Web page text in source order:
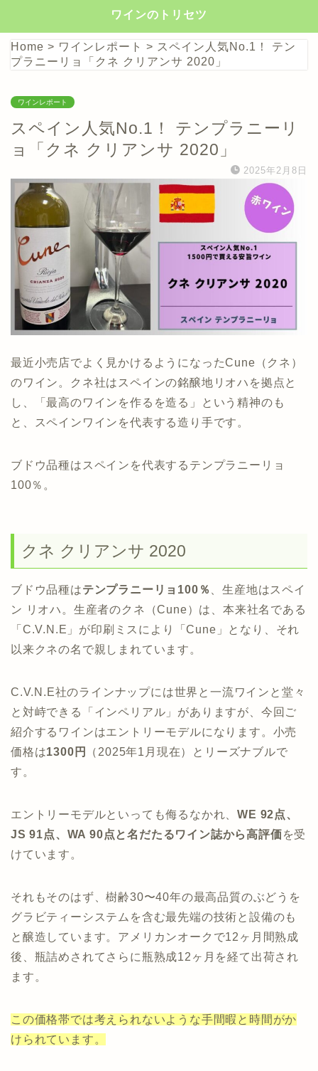
ワインのトリセツ
Home > ワインレポート > スペイン人気No.1！ テン
プラニーリョ「クネ クリアンサ 2020」
ワインレポート
スペイン人気No.1！ テンプラニーリ
ョ「クネ クリアンサ 2020」
2025年2月8日
最近小売店でよく見かけるようになったCune（クネ）
のワイン。クネ社はスペインの銘醸地リオハを拠点と
し、「最高のワインを作るを造る」という精神のも
と、スペインワインを代表する造り手です。
ブドウ品種はスペインを代表するテンプラニーリョ
100％。
クネ クリアンサ 2020
ブドウ品種はテンプラニーリョ100％
、生産地はスペイ
ン リオハ。生産者のクネ（Cune）は、本来社名である
「C.V.N.E」が印刷ミスにより「Cune」となり、それ
以来クネの名で親しまれています。
C.V.N.E社のラインナップには世界と一流ワインと堂々
と対峙できる「インペリアル」がありますが、今回ご
紹介するワインはエントリーモデルになります。小売
価格は1300円
（2025年1月現在）とリーズナブルで
す。
エントリーモデルといっても侮るなかれ、WE 92点、
JS 91点、WA 90点と名だたるワイン誌から高評価を受
けています。
それもそのはず、樹齢30〜40年の最高品質のぶどうを
グラビティーシステムを含む最先端の技術と設備のも
と醸造しています。アメリカンオークで12ヶ月間熟成
後、瓶詰めされてさらに瓶熟成12ヶ月を経て出荷され
ます。
この価格帯では考えられないような手間暇と時間がか
けられています。